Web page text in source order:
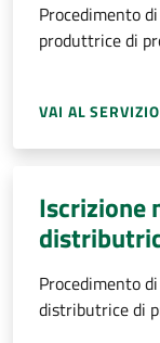
Procedimento
produttrice di
VAI AL SERVIZIO
Iscrizione
Procedimento
distributrice di